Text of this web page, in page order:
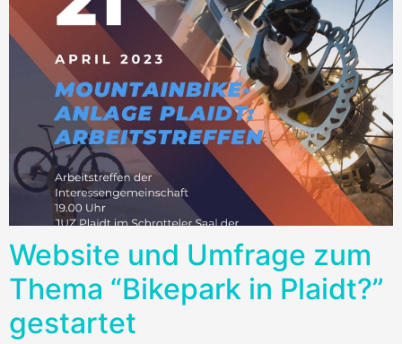
Website und Umfrage zum
Thema “Bikepark in Plaidt?”
gestartet